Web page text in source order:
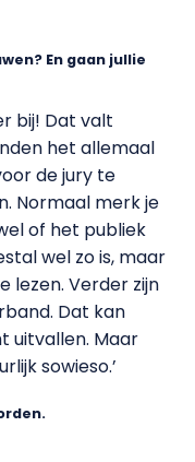
En gaan jullie
bij! Dat valt
het allemaal
de jury te
Normaal merk je
of het publiek
wel zo is, maar
lezen. Verder zijn
Dat kan
uitvallen. Maar
sowieso.’